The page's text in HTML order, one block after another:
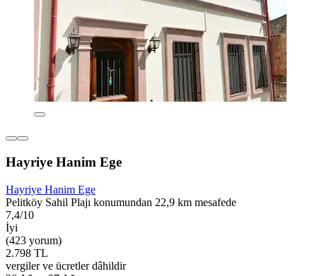
Hayriye Hanim Ege
Hayriye Hanim Ege
Pelitköy Sahil Plajı konumundan 22,9 km mesafede
7,4/10
İyi
(423 yorum)
2.798 TL
vergiler ve ücretler dâhildir